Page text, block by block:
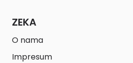
ZEKA
O nama
Impresum